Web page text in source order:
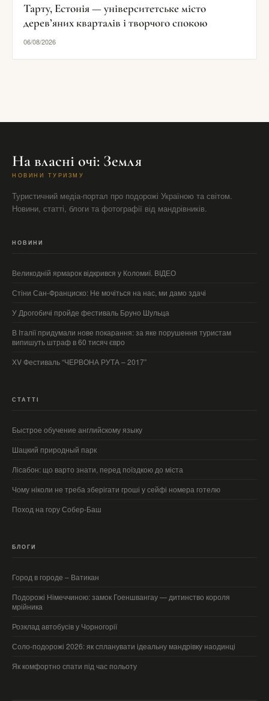
Тарту, Естонія — університетське місто
дерев’яних кварталів і творчого спокою
06/08/2026
На власні очі: Земля
НОВИНИ ТУРИЗМУ
Туристичний медіа-портал про подорожі Україною та світом.
Новини, статті, блоги та фотографії від мандрівників.
НОВИНИ
Великодній ярмарок відкрився у Коломиї. ВІДЕО
Стіни Сан-Франциско: Не мочіться на нас, ми дамо здачі
У Дрогобичі пройде фестиваль Бруно Шульца
В Італії придумали нове покарання: за яке порушення туристам
випишуть штраф в 60 тисяч євро
ХV Фестиваль “ЧЕРВОНА РУТА – 2017”
СТАТТІ
Быстрое обучение английскому языку
Шацкий природный парк
Лісабон: що варто знати, перед поїздкою до міста
Чому ніколи не треба зберігати гроші у сейфі номера готелю
Поход на гору Собер-Баш
БЛОГИ
Город в городе – Ватикан
Подорожі Німеччиною: замок Гоеншвангау — дитинство короля
мрійника
Розклад автобусів у Чорногорії
Соло-подорожі 2026: як спланувати ідеальну мандрівку наодинці
Як комфортно спати під час польоту